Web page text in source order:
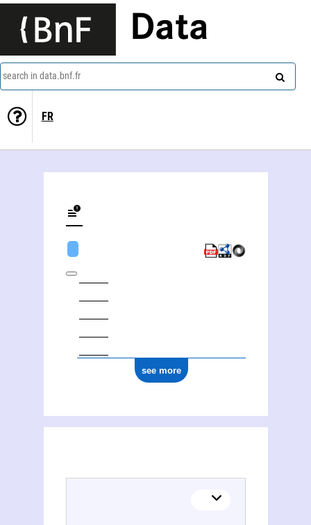
Data
search in data.bnf.fr
FR
see more